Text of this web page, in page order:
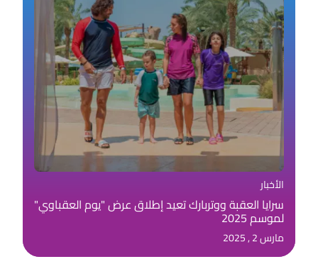
الأخبار
سرايا العقبة ووتربارك تعيد إطلاق عرض "يوم العقباوي"
لموسم 2025
مارس 2 , 2025